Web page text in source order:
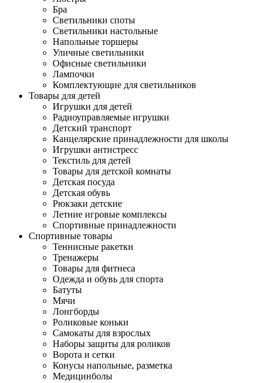
Бра
Светильники споты
Светильники настольные
Напольные торшеры
Уличные светильники
Офисные светильники
Лампочки
Комплектующие для светильников
Товары для детей
Игрушки для детей
Радиоуправляемые игрушки
Детский транспорт
Канцелярские принадлежности для школы
Игрушки антистресс
Текстиль для детей
Товары для детской комнаты
Детская посуда
Детская обувь
Рюкзаки детские
Летние игровые комплексы
Спортивные принадлежности
Спортивные товары
Теннисные ракетки
Тренажеры
Товары для фитнеса
Одежда и обувь для спорта
Батуты
Мячи
Лонгборды
Роликовые коньки
Самокаты для взрослых
Наборы защиты для роликов
Ворота и сетки
Конусы напольные, разметка
Медицинболы